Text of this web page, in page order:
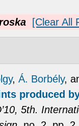
[Clear All
, Á. Borbély,
produced
5th.